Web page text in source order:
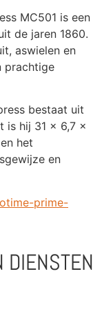
MC501 is een
de jaren 1860.
aswielen en
prachtige
bestaat uit
is hij 31 x 6,7 x
het
en
prime-
DIENSTEN